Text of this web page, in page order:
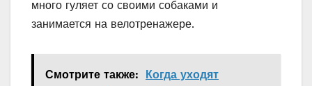
много гуляет со своими собаками и
занимается на велотренажере.
Смотрите также:
Когда уходят